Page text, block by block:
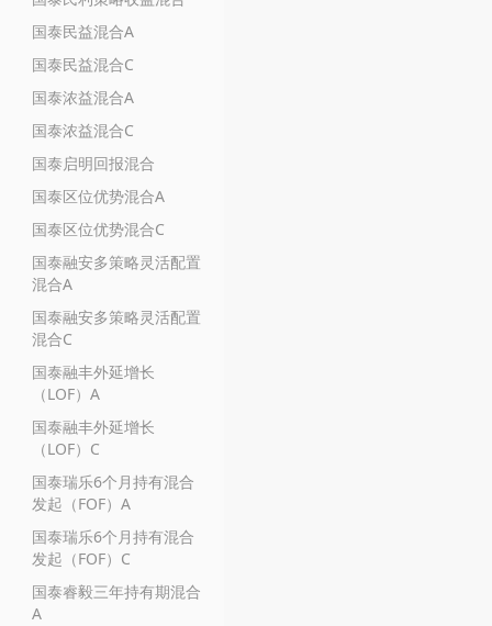
国泰民益混合A
国泰民益混合C
国泰浓益混合A
国泰浓益混合C
国泰启明回报混合
国泰区位优势混合A
国泰区位优势混合C
国泰融安多策略灵活配置
混合A
国泰融安多策略灵活配置
混合C
国泰融丰外延增长
（LOF）A
国泰融丰外延增长
（LOF）C
国泰瑞乐6个月持有混合
发起（FOF）A
国泰瑞乐6个月持有混合
发起（FOF）C
国泰睿毅三年持有期混合
A